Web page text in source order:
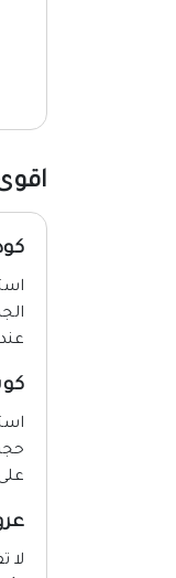
عروض
لا